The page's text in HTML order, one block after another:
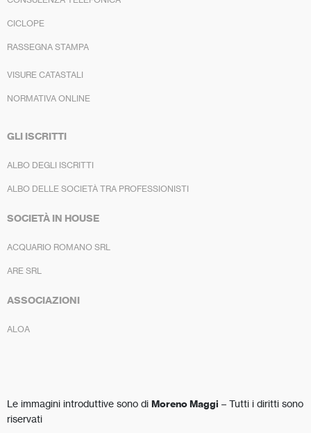
CICLOPE
RASSEGNA STAMPA
VISURE CATASTALI
NORMATIVA ONLINE
GLI ISCRITTI
ALBO DEGLI ISCRITTI
ALBO DELLE SOCIETÀ TRA PROFESSIONISTI
SOCIETÀ IN HOUSE
ACQUARIO ROMANO SRL
ARE SRL
ASSOCIAZIONI
ALOA
Le immagini introduttive sono di Moreno Maggi – Tutti i diritti sono
riservati